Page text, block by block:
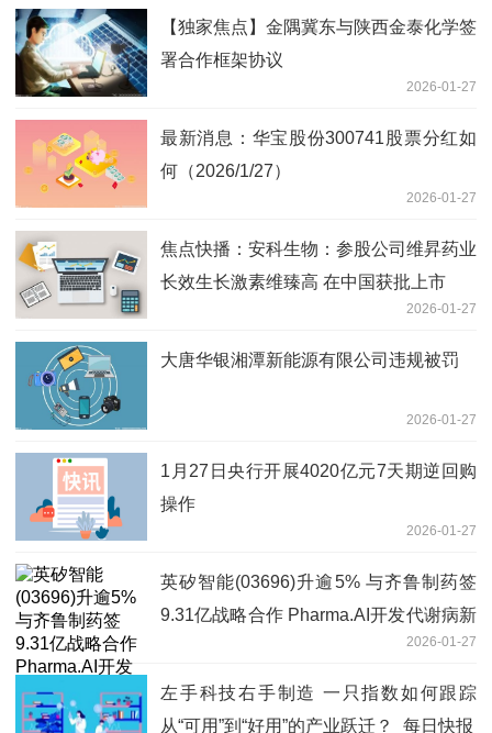
【独家焦点】金隅冀东与陕西金泰化学签
署合作框架协议
2026-01-27
最新消息：华宝股份300741股票分红如
何（2026/1/27）
2026-01-27
焦点快播：安科生物：参股公司维昇药业
长效生长激素维臻高 在中国获批上市
2026-01-27
大唐华银湘潭新能源有限公司违规被罚
2026-01-27
1月27日央行开展4020亿元7天期逆回购
操作
2026-01-27
英矽智能(03696)升逾5% 与齐鲁制药签
9.31亿战略合作 Pharma.AI开发代谢病新
2026-01-27
左手科技右手制造 一只指数如何跟踪
从“可用”到“好用”的产业跃迁？_每日快报